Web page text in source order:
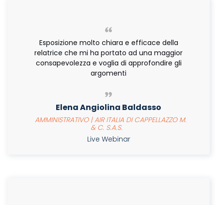
Esposizione molto chiara e efficace della
relatrice che mi ha portato ad una maggior
consapevolezza e voglia di approfondire gli
argomenti
Elena Angiolina Baldasso
AMMINISTRATIVO | AIR ITALIA DI CAPPELLAZZO M.
& C. S.A.S.
Live Webinar